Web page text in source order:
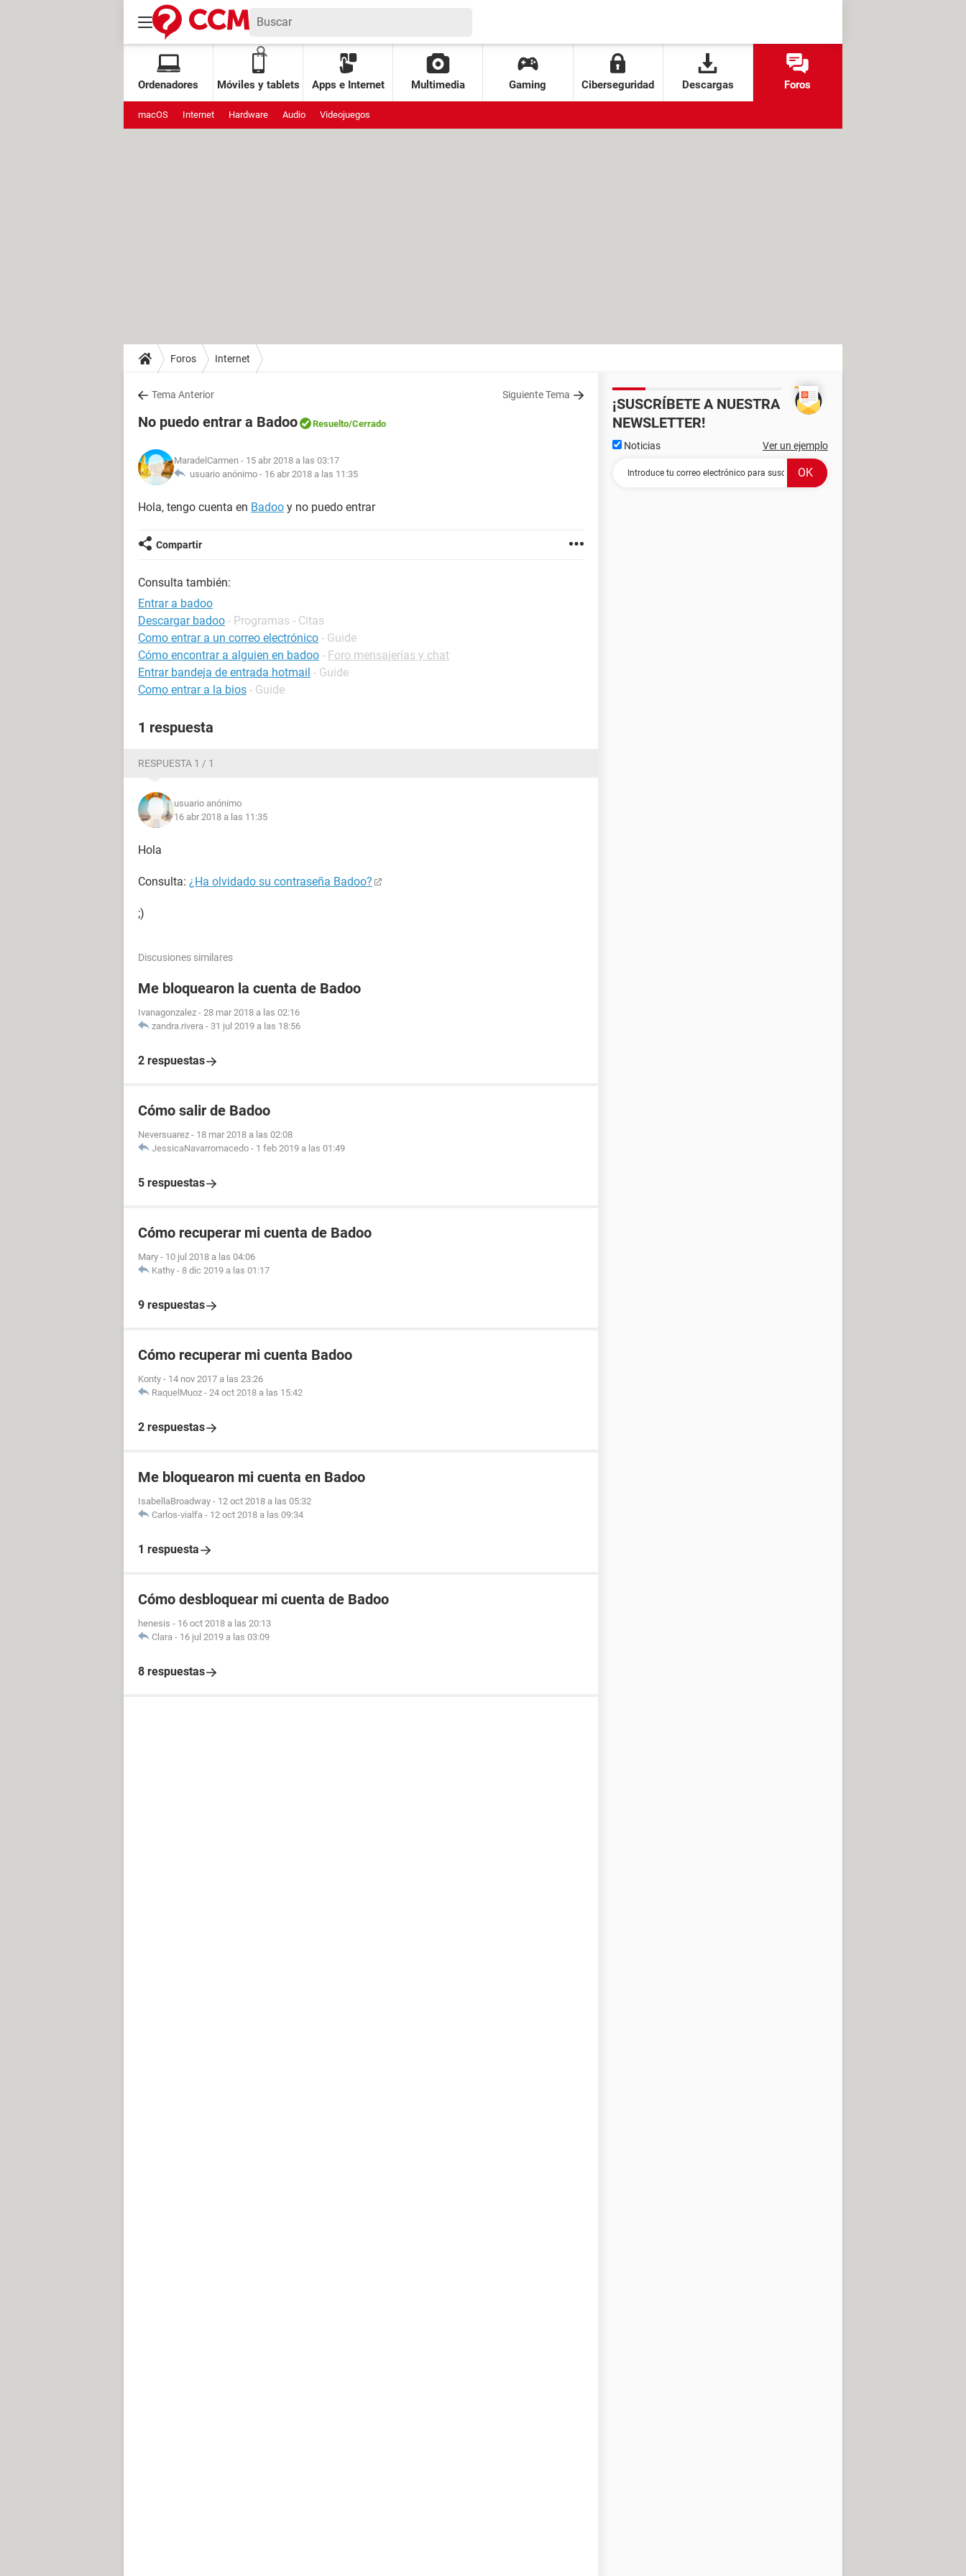
Ordenadores Móviles y tablets Apps e Internet Multimedia Gaming Ciberseguridad Descargas Foros
macOS Internet Hardware Audio Videojuegos
Foros Internet
Tema Anterior Siguiente Tema
No puedo entrar a Badoo Resuelto/Cerrado
MaradelCarmen - 15 abr 2018 a las 03:17
usuario anónimo - 16 abr 2018 a las 11:35
Hola, tengo cuenta en Badoo y no puedo entrar
Compartir
Consulta también:
Entrar a badoo
Descargar badoo - Programas - Citas
Como entrar a un correo electrónico - Guide
Cómo encontrar a alguien en badoo - Foro mensajerías y chat
Entrar bandeja de entrada hotmail - Guide
Como entrar a la bios - Guide
1 respuesta
RESPUESTA 1 / 1
usuario anónimo
16 abr 2018 a las 11:35
Hola
Consulta: ¿Ha olvidado su contraseña Badoo?
;)
Discusiones similares
Me bloquearon la cuenta de Badoo
Ivanagonzalez - 28 mar 2018 a las 02:16
zandra.rivera - 31 jul 2019 a las 18:56
2 respuestas
Cómo salir de Badoo
Neversuarez - 18 mar 2018 a las 02:08
JessicaNavarromacedo - 1 feb 2019 a las 01:49
5 respuestas
Cómo recuperar mi cuenta de Badoo
Mary - 10 jul 2018 a las 04:06
Kathy - 8 dic 2019 a las 01:17
9 respuestas
Cómo recuperar mi cuenta Badoo
Konty - 14 nov 2017 a las 23:26
RaquelMuoz - 24 oct 2018 a las 15:42
2 respuestas
Me bloquearon mi cuenta en Badoo
IsabellaBroadway - 12 oct 2018 a las 05:32
Carlos-vialfa - 12 oct 2018 a las 09:34
1 respuesta
Cómo desbloquear mi cuenta de Badoo
henesis - 16 oct 2018 a las 20:13
Clara - 16 jul 2019 a las 03:09
8 respuestas
¡SUSCRÍBETE A NUESTRA
NEWSLETTER!
Noticias Ver un ejemplo